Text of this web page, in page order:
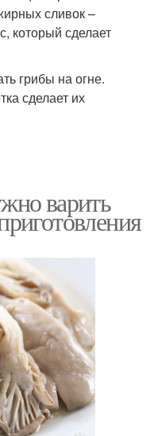
сливок –
который сделает
грибы на огне.
сделает их
варить